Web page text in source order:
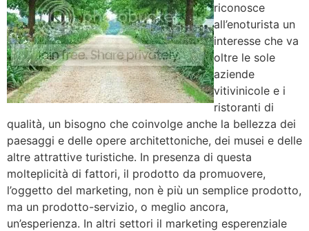
riconosce
all’enoturista un
interesse che va
oltre le sole
aziende
vitivinicole e i
ristoranti di
qualità, un bisogno che coinvolge anche la bellezza dei
paesaggi e delle opere architettoniche, dei musei e delle
altre attrattive turistiche. In presenza di questa
molteplicità di fattori, il prodotto da promuovere,
l’oggetto del marketing, non è più un semplice prodotto,
ma un prodotto-servizio, o meglio ancora,
un’esperienza. In altri settori il marketing esperenziale